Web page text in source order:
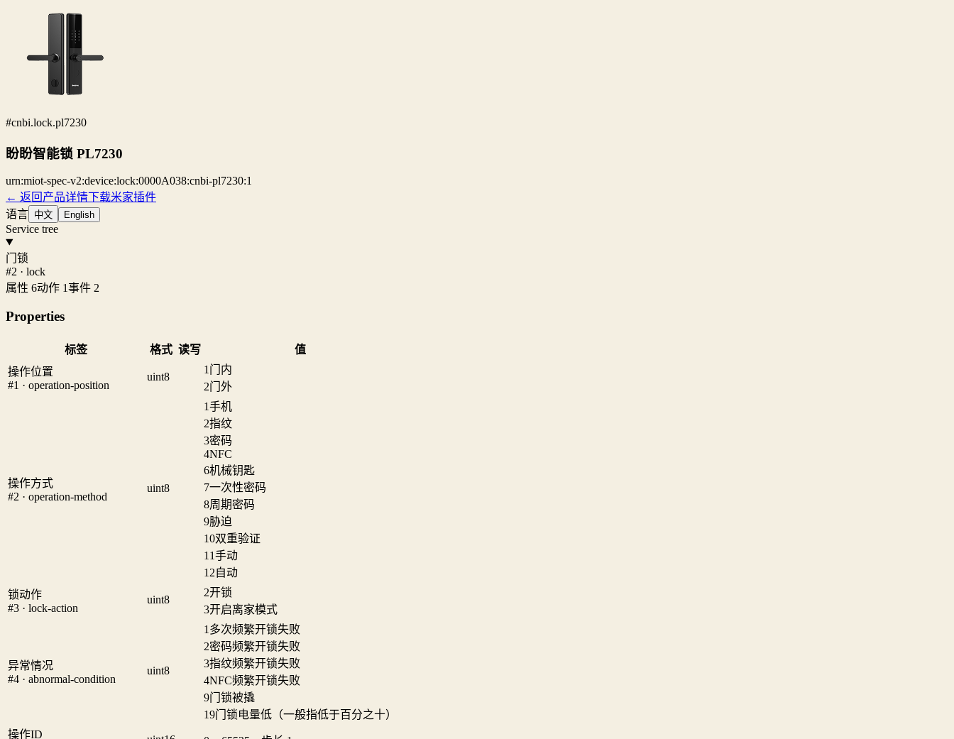
#cnbi.lock.pl7230
盼盼智能锁 PL7230
urn:miot-spec-v2:device:lock:0000A038:cnbi-pl7230:1
← 返回产品详情下载米家插件
语言 中文 English
Service tree
门锁
#2 · lock
属性 6动作 1事件 2
Properties
标签 格式 读写
值
操作位置
#1 · operation-position
uint8
1 门内
2门外
操作方式
#2 · operation-method
uint8
1手机
2指纹
3密码
4NFC
6机械钥匙
7一次性密码
8周期密码
9胁迫
10双重验证
11手动
12自动
锁动作
#3 · lock-action
uint8
2开锁
3开启离家模式
异常情况
#4 · abnormal-condition
uint8
1 多次频繁开锁失败
2密码频繁开锁失败
3指纹频繁开锁失败
4NFC频繁开锁失败
9门锁被撬
19门锁电量低（一般指低于百分之十）
操作ID